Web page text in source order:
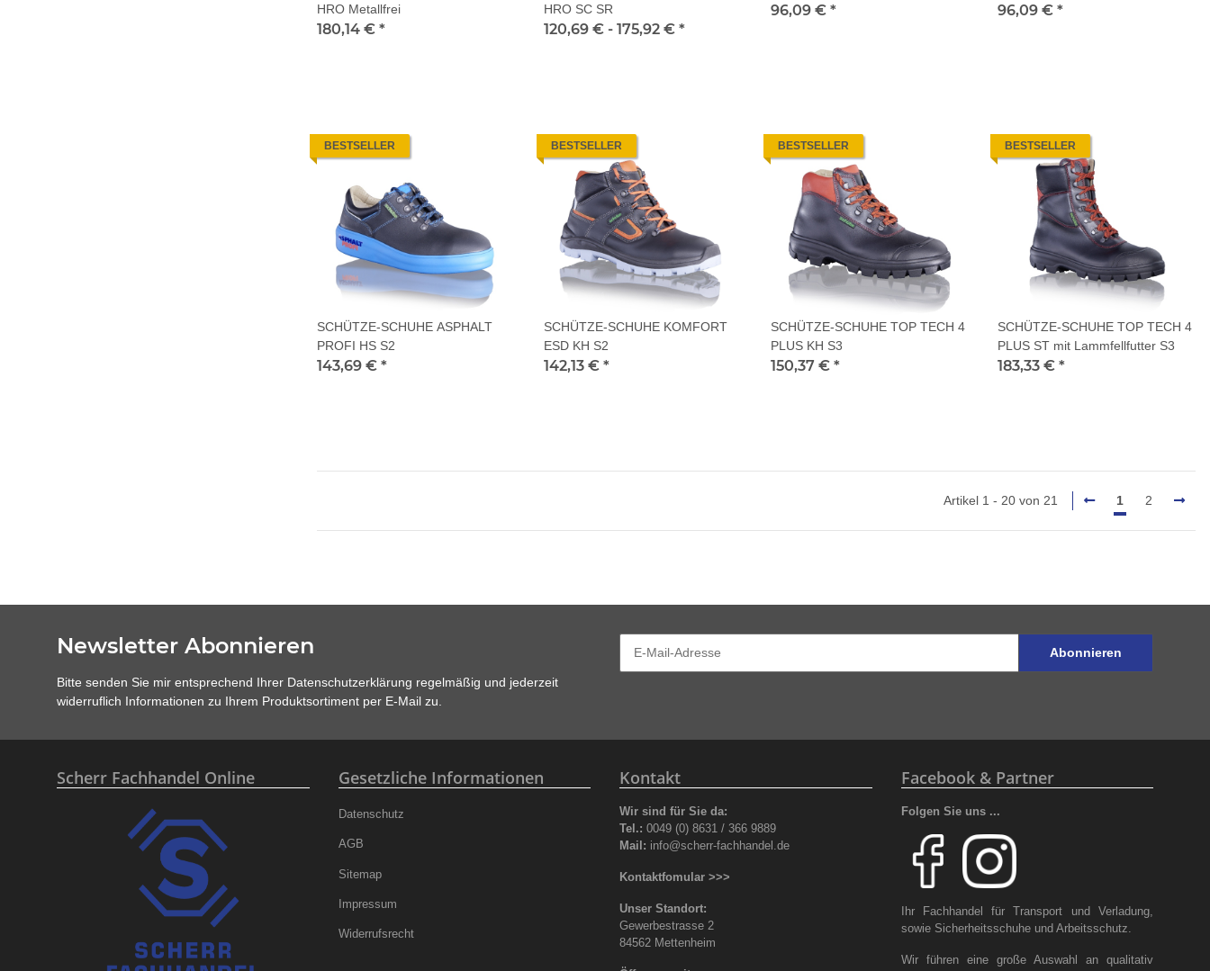
HRO Metallfrei
180,14 € *
HRO SC SR
120,69 € - 175,92 € *
96,09 € * 96,09 € *
BESTSELLER
SCHÜTZE-SCHUHE ASPHALT
PROFI HS S2
143,69 € *
BESTSELLER
SCHÜTZE-SCHUHE KOMFORT
ESD KH S2
142,13 € *
BESTSELLER
SCHÜTZE-SCHUHE TOP TECH 4
PLUS KH S3
150,37 € *
BESTSELLER
SCHÜTZE-SCHUHE TOP TECH 4
PLUS ST mit Lammfellfutter S3
183,33 € *
Artikel 1 - 20 von 21 1 2
Newsletter Abonnieren
Bitte senden Sie mir entsprechend Ihrer Datenschutzerklärung regelmäßig und jederzeit
widerruflich Informationen zu Ihrem Produktsortiment per E-Mail zu.
Abonnieren
Scherr Fachhandel Online Gesetzliche Informationen
Datenschutz
AGB
Sitemap
Impressum
Widerrufsrecht
Kontakt
Wir sind für Sie da:
Tel.: 0049 (0) 8631 / 366 9889
Mail: info@scherr-fachhandel.de
Kontaktfomular >>>
Unser Standort:
Gewerbestrasse 2
84562 Mettenheim
Facebook & Partner
Folgen Sie uns ...
Ihr Fachhandel für Transport und Verladung,
sowie Sicherheitsschuhe und Arbeitsschutz.
Wir führen eine große Auswahl an qualitativ